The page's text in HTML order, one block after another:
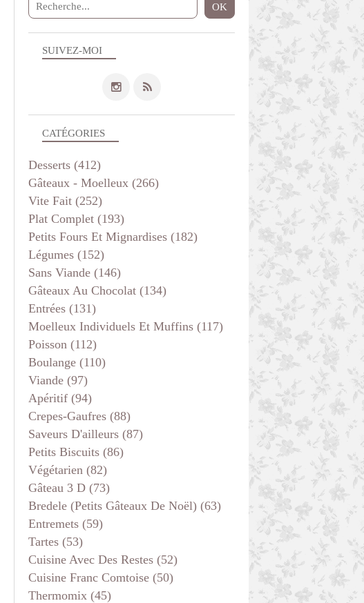
SUIVEZ-MOI
CATÉGORIES
Desserts (412)
Gâteaux - Moelleux (266)
Vite Fait (252)
Plat Complet (193)
Petits Fours Et Mignardises (182)
Légumes (152)
Sans Viande (146)
Gâteaux Au Chocolat (134)
Entrées (131)
Moelleux Individuels Et Muffins (117)
Poisson (112)
Boulange (110)
Viande (97)
Apéritif (94)
Crepes-Gaufres (88)
Saveurs D'ailleurs (87)
Petits Biscuits (86)
Végétarien (82)
Gâteau 3 D (73)
Bredele (petits Gâteaux De Noël) (63)
Entremets (59)
Tartes (53)
Cuisine Avec Des Restes (52)
Cuisine Franc Comtoise (50)
Thermomix (45)